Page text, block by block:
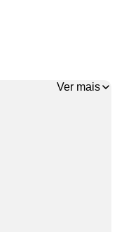
Ver mais